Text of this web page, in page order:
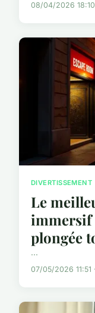
08/04/2026 18:10
DIVERTISSEMENT
Le
immersif
plongée
...
07/05/2026 11:51